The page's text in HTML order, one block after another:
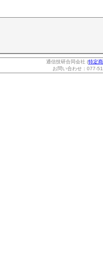
通信技研合同会社 (特定
お問い合わせ：077-